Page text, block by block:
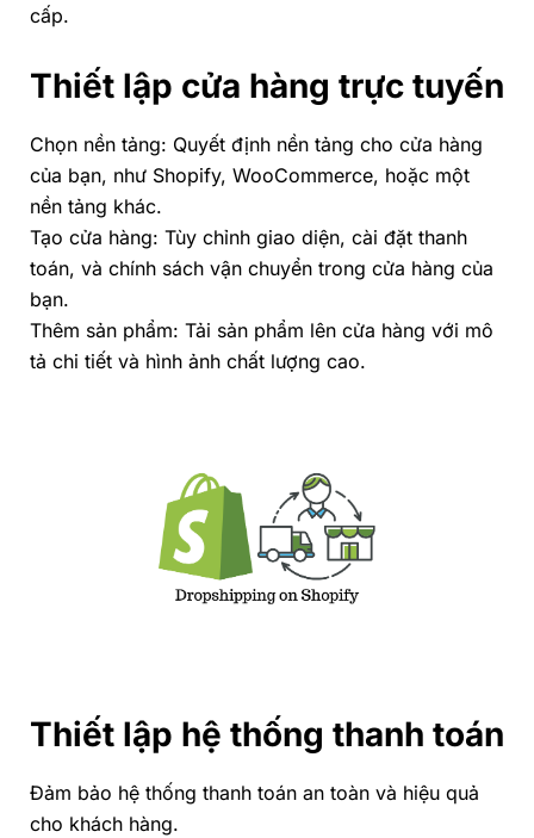
cấp.
Thiết lập cửa hàng trực tuyến
Chọn nền tảng: Quyết định nền tảng cho cửa hàng
của bạn, như Shopify, WooCommerce, hoặc một
nền tảng khác.
Tạo cửa hàng: Tùy chỉnh giao diện, cài đặt thanh
toán, và chính sách vận chuyển trong cửa hàng của
bạn.
Thêm sản phẩm: Tải sản phẩm lên cửa hàng với mô
tả chi tiết và hình ảnh chất lượng cao.
Thiết lập hệ thống thanh toán
Đảm bảo hệ thống thanh toán an toàn và hiệu quả
cho khách hàng.